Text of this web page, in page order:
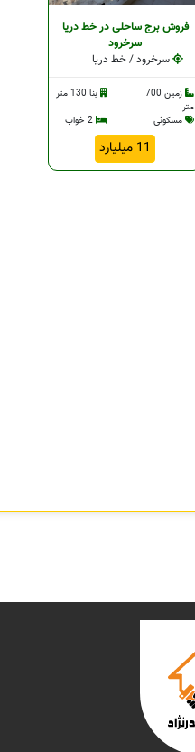
فروش برج ساحلی در خط دریا
سرخرود
سرخرود / خط دریا
زمین 700
متر
بنا 130 متر
مسکونی
2 خواب
11 میلیارد